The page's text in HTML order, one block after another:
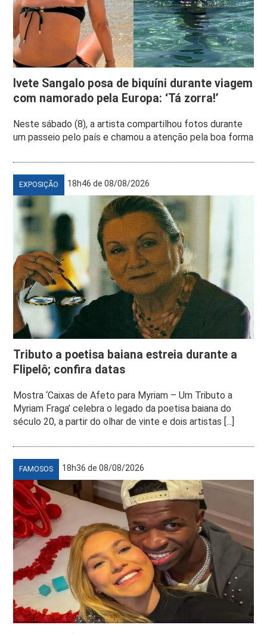
Ivete Sangalo posa de biquíni durante viagem
com namorado pela Europa: ‘Tá zorra!’
Neste sábado (8), a artista compartilhou fotos durante
um passeio pelo país e chamou a atenção pela boa forma
EXPOSIÇÃO 18h46 de 08/08/2026
Tributo a poetisa baiana estreia durante a
Flipelô; confira datas
Mostra ‘Caixas de Afeto para Myriam – Um Tributo a
Myriam Fraga’ celebra o legado da poetisa baiana do
século 20, a partir do olhar de vinte e dois artistas [...]
FAMOSOS 18h36 de 08/08/2026